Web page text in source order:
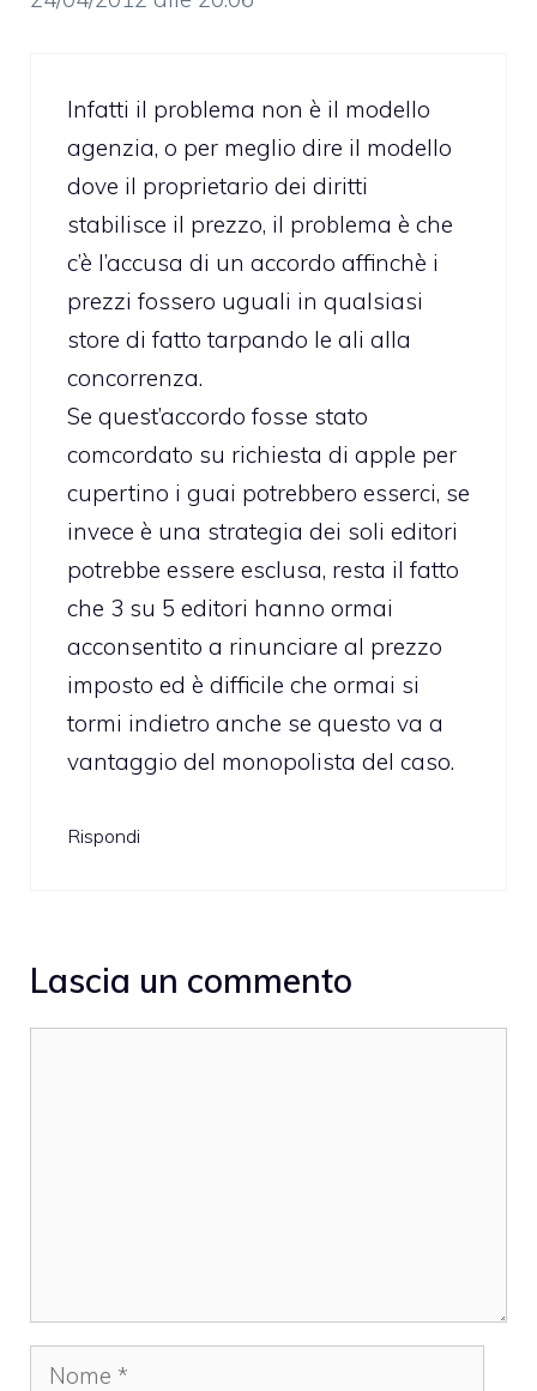
Infatti il problema non è il modello
agenzia, o per meglio dire il modello
dove il proprietario dei diritti
stabilisce il prezzo, il problema è che
c’è l’accusa di un accordo affinchè i
prezzi fossero uguali in qualsiasi
store di fatto tarpando le ali alla
concorrenza.
Se quest’accordo fosse stato
comcordato su richiesta di apple per
cupertino i guai potrebbero esserci, se
invece è una strategia dei soli editori
potrebbe essere esclusa, resta il fatto
che 3 su 5 editori hanno ormai
acconsentito a rinunciare al prezzo
imposto ed è difficile che ormai si
tormi indietro anche se questo va a
vantaggio del monopolista del caso.
Rispondi
Lascia un commento
Nome